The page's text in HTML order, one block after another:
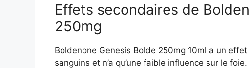
Effets secondaires de
250mg
Boldenone Genesis Bolde 250mg 10ml a un
sanguins et n’a qu’une faible influence sur le